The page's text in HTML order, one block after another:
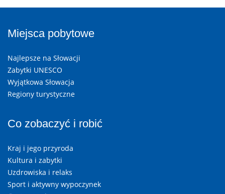
Miejsca pobytowe
Najlepsze na Słowacji
Zabytki UNESCO
Wyjątkowa Słowacja
Regiony turystyczne
Co zobaczyć i robić
Kraj i jego przyroda
Kultura i zabytki
Uzdrowiska i relaks
Sport i aktywny wypoczynek